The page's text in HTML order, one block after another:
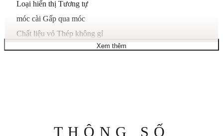
Loại hiển thị Tương tự
móc cài Gấp qua móc
Chất liệu vỏ Thép không gỉ
Đường kính vỏ 43 mm
Xem thêm
THÔNG SỐ